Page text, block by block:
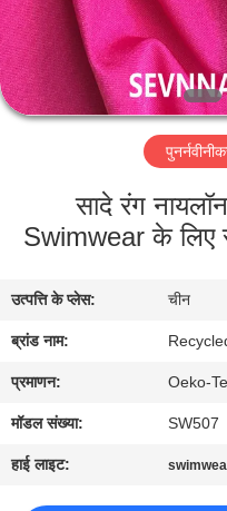
वीआर
दिखाएँ
हमारे
भ्रमण
गुणवत्ता
नियंत्रण
सादे रंग
Swimwear के लिए
उत्पत्ति के प्लेस: चीन
ब्रांड नाम:
प्रमाणन: Oeko-
मॉडल संख्या: SW507
हाई लाइट: